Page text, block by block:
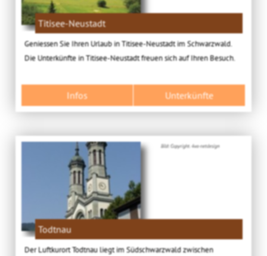
Titisee-Neustadt
Geniessen Sie Ihren Urlaub in Titisee-Neustadt im Schwarzwald.
Die Unterkünfte in Titisee-Neustadt freuen sich auf Ihren Besuch.
Infos Unterkünfte
Bild: Copyright. 4ws-netdesign
Todtnau
Der Luftkurort Todtnau liegt im Südschwarzwald zwischen